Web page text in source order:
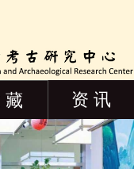
藏 资 讯